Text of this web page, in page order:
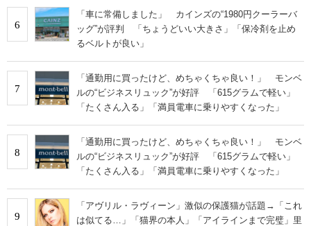
6
「車に常備しました」 カインズの“1980円クーラーバ
ッグ”が評判 「ちょうどいい大きさ」「保冷剤を止め
るベルトが良い」
7
「通勤用に買ったけど、めちゃくちゃ良い！」 モンベ
ルの“ビジネスリュック”が好評 「615グラムで軽い」
「たくさん入る」「満員電車に乗りやすくなった」
8
「通勤用に買ったけど、めちゃくちゃ良い！」 モンベ
ルの“ビジネスリュック”が好評 「615グラムで軽い」
「たくさん入る」「満員電車に乗りやすくなった」
9
「アヴリル・ラヴィーン」激似の保護猫が話題→「これ
は似てる…」「猫界の本人」「アイラインまで完璧」里